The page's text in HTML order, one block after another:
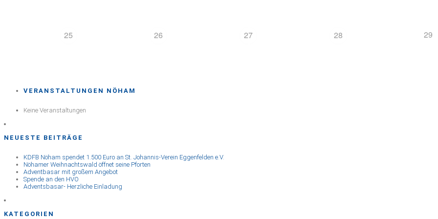
25 26 27 28 29
VERANSTALTUNGEN NÖHAM
Keine Veranstaltungen
NEUESTE BEITRÄGE
KDFB Nöham spendet 1.500 Euro an St. Johannis-Verein Eggenfelden e.V.
Nöhamer Weihnachtswald öffnet seine Pforten
Adventbasar mit großem Angebot
Spende an den HVO
Adventsbasar- Herzliche Einladung
KATEGORIEN